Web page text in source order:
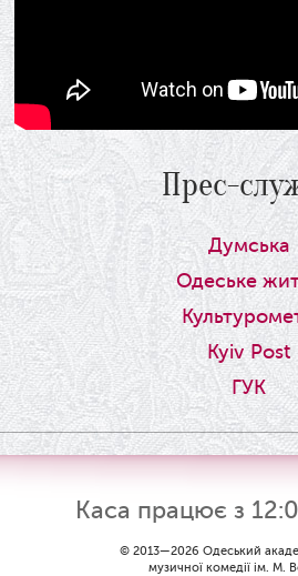
Прес-
Думська
Одеське
Kyiv Post
ГУК
Каса працює з
© 2013—2026 Одеський
музичної комедії ім. М.